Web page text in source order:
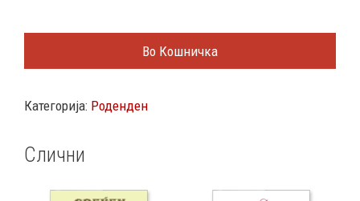
Во Кошничка
Категорија: Роденден
Слични